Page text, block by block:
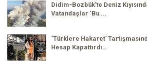
Didim-Bozbük’te Deniz
Vatandaşlar ‘Bu ...
‘Türklere Hakaret’
Hesap Kapattırdı…